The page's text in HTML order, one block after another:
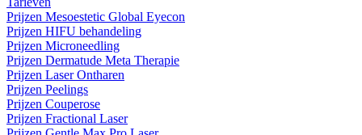
Prijzen Mesoestetic Global Eyecon
Prijzen HIFU behandeling
Prijzen Microneedling
Prijzen Dermatude Meta Therapie
Prijzen Laser Ontharen
Prijzen Peelings
Prijzen Couperose
Prijzen Fractional Laser